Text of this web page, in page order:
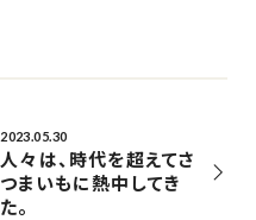
2023.05.30
人々は、時代を超えてさ
つまいもに熱中してき
た。